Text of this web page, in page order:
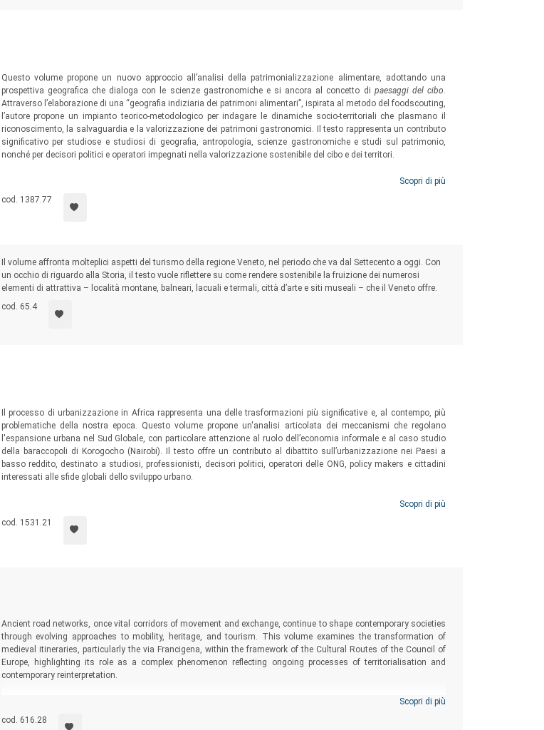
Questo volume propone un nuovo approccio all’analisi della patrimonializzazione alimentare, adottando una
prospettiva geografica che dialoga con le scienze gastronomiche e si ancora al concetto di paesaggi del cibo.
Attraverso l’elaborazione di una “geografia indiziaria dei patrimoni alimentari”, ispirata al metodo del foodscouting,
l’autore propone un impianto teorico-metodologico per indagare le dinamiche socio-territoriali che plasmano il
riconoscimento, la salvaguardia e la valorizzazione dei patrimoni gastronomici. Il testo rappresenta un contributo
significativo per studiose e studiosi di geografia, antropologia, scienze gastronomiche e studi sul patrimonio,
nonché per decisori politici e operatori impegnati nella valorizzazione sostenibile del cibo e dei territori.
Scopri di più
cod. 1387.77
Il volume affronta molteplici aspetti del turismo della regione Veneto, nel periodo che va dal Settecento a oggi. Con
un occhio di riguardo alla Storia, il testo vuole riflettere su come rendere sostenibile la fruizione dei numerosi
elementi di attrattiva – località montane, balneari, lacuali e termali, città d’arte e siti museali – che il Veneto offre.
cod. 65.4
Il processo di urbanizzazione in Africa rappresenta una delle trasformazioni più significative e, al contempo, più
problematiche della nostra epoca. Questo volume propone un'analisi articolata dei meccanismi che regolano
l'espansione urbana nel Sud Globale, con particolare attenzione al ruolo dell’economia informale e al caso studio
della baraccopoli di Korogocho (Nairobi). Il testo offre un contributo al dibattito sull’urbanizzazione nei Paesi a
basso reddito, destinato a studiosi, professionisti, decisori politici, operatori delle ONG, policy makers e cittadini
interessati alle sfide globali dello sviluppo urbano.
Scopri di più
cod. 1531.21
Ancient road networks, once vital corridors of movement and exchange, continue to shape contemporary societies
through evolving approaches to mobility, heritage, and tourism. This volume examines the transformation of
medieval itineraries, particularly the via Francigena, within the framework of the Cultural Routes of the Council of
Europe, highlighting its role as a complex phenomenon reflecting ongoing processes of territorialisation and
contemporary reinterpretation.
Scopri di più
cod. 616.28